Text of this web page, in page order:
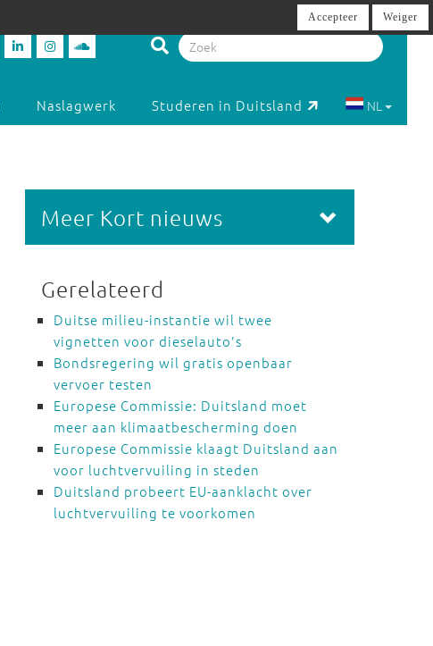
Naslagwerk Studeren in Duitsland NL
Meer Kort nieuws
Gerelateerd
Duitse milieu-instantie wil twee
vignetten voor dieselauto's
Bondsregering wil gratis openbaar
vervoer testen
Europese Commissie: Duitsland moet
meer aan klimaatbescherming doen
Europese Commissie klaagt Duitsland aan
voor luchtvervuiling in steden
Duitsland probeert EU-aanklacht over
luchtvervuiling te voorkomen
Accepteer Weiger